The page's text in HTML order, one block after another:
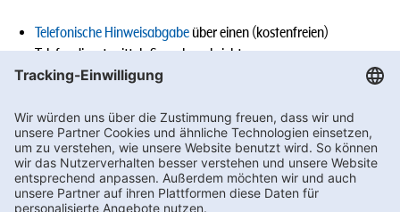
Telefonische Hinweisabgabe über einen (kostenfreien)
Telefondienst mittels Sprachnachricht
Meldungen von Mitarbeitenden der Oetker-Gruppe an die
Compliance Officer oder sonst benannten Ansprechpersonen
des jeweiligen Tochterunternehmens (z.B. im Rahmen eines
persönlichen Gesprächs).